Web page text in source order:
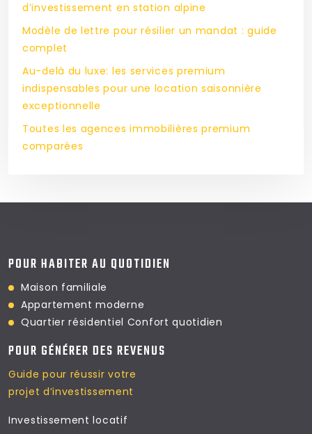
d’investissement en station alpine
Modèle de lettre pour résilier un mandat : guide
complet
Au-delà du luxe: les services premium
indispensables pour une location saisonnière
exceptionnelle
Toutes les agences immobilières premium
comparées
POUR HABITER AU QUOTIDIEN
Maison familiale
Appartement moderne
Quartier résidentiel Confort quotidien
POUR GÉNÉRER DES REVENUS
Guide pour réussir votre
projet d’investissement
Investissement locatif